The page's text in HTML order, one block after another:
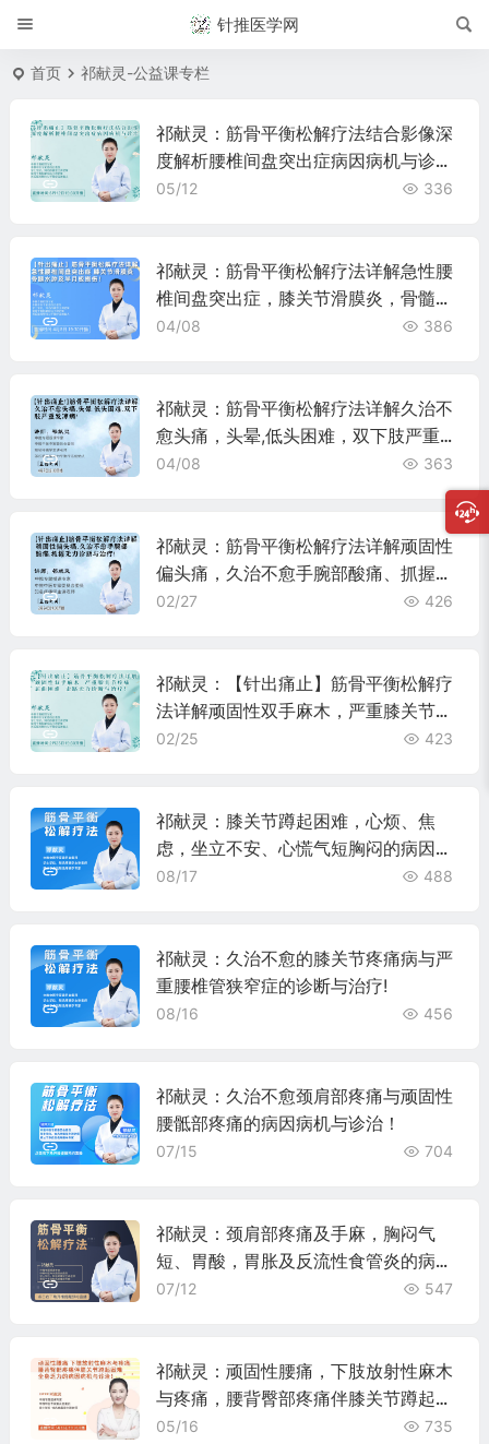
针推医学网
首页 祁献灵-公益课专栏
祁献灵：筋骨平衡松解疗法结合影像深
度解析腰椎间盘突出症病因病机与诊
治！
05/12 336
祁献灵：筋骨平衡松解疗法详解急性腰
椎间盘突出症，膝关节滑膜炎，骨髓水
肿及半月板损伤！
04/08 386
祁献灵：筋骨平衡松解疗法详解久治不
愈头痛，头晕,低头困难，双下肢严重发
凉病！
04/08 363
祁献灵：筋骨平衡松解疗法详解顽固性
偏头痛，久治不愈手腕部酸痛、抓握无
力诊断与治疗！
02/27 426
祁献灵：【针出痛止】筋骨平衡松解疗
法详解顽固性双手麻木，严重膝关节疼
痛、屈曲困难、走路无力诊断与治疗
02/25 423
祁献灵：膝关节蹲起困难，心烦、焦
虑，坐立不安、心慌气短胸闷的病因病
机与诊治!
08/17 488
祁献灵：久治不愈的膝关节疼痛病与严
重腰椎管狭窄症的诊断与治疗!
08/16 456
祁献灵：久治不愈颈肩部疼痛与顽固性
腰骶部疼痛的病因病机与诊治！
07/15 704
祁献灵：颈肩部疼痛及手麻，胸闷气
短、胃酸，胃胀及反流性食管炎的病因
病机与诊治！
07/12 547
祁献灵：顽固性腰痛，下肢放射性麻木
与疼痛，腰背臀部疼痛伴膝关节蹲起困
难、全身乏力的病因病机与诊治！
05/16 735